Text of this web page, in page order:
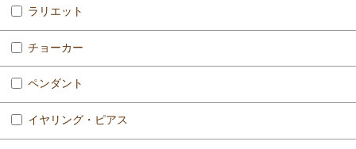
ラリエット
チョーカー
ペンダント
イヤリング・ピアス